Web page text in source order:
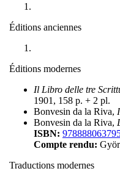
Éditions anciennes
Éditions modernes
Il Libro delle tre
1901, 158 p. + 2 pl.
Bonvesin da la Riva,
Bonvesin da la Riva,
ISBN:
Compte rendu:
Traductions modernes